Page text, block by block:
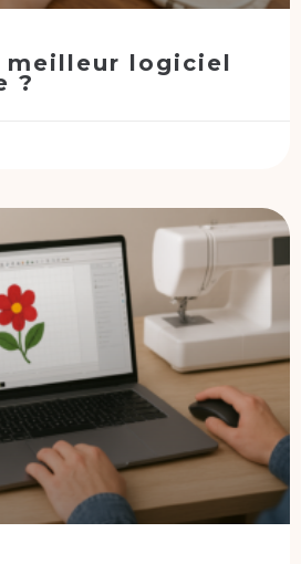
meilleur logiciel
?